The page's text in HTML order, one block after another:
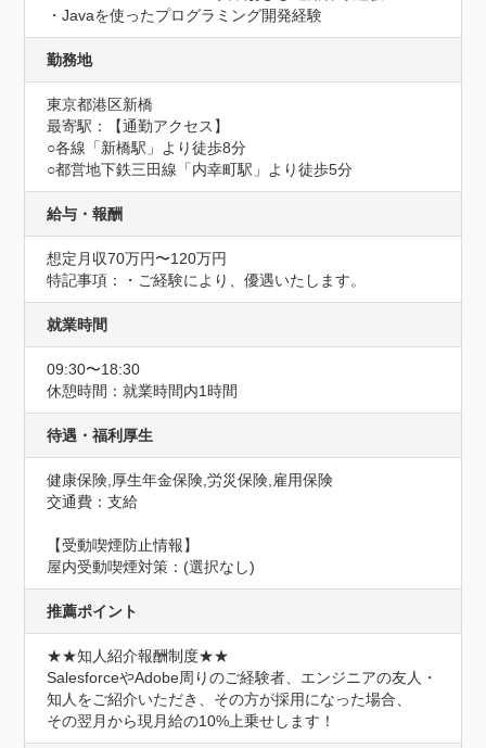
・Javaを使ったプログラミング開発経験
勤務地
東京都港区新橋
最寄駅：【通勤アクセス】
○各線「新橋駅」より徒歩8分
○都営地下鉄三田線「内幸町駅」より徒歩5分
給与・報酬
想定月収70万円〜120万円
特記事項：・ご経験により、優遇いたします。
就業時間
09:30〜18:30
休憩時間：就業時間内1時間
待遇・福利厚生
健康保険,厚生年金保険,労災保険,雇用保険
交通費：支給
【受動喫煙防止情報】
屋内受動喫煙対策：(選択なし)
推薦ポイント
★★知人紹介報酬制度★★
SalesforceやAdobe周りのご経験者、エンジニアの友人・
知人をご紹介いただき、その方が採用になった場合、
その翌月から現月給の10%上乗せします！